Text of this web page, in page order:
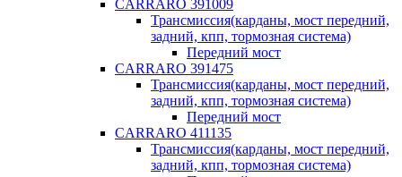
CARRARO 391009
Трансмиссия(карданы, мост передний,
задний, кпп, тормозная система)
Передний мост
CARRARO 391475
Трансмиссия(карданы, мост передний,
задний, кпп, тормозная система)
Передний мост
CARRARO 411135
Трансмиссия(карданы, мост передний,
задний, кпп, тормозная система)